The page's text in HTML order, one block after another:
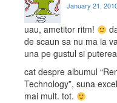
January 21,
uau, ametitor ritm!
de scaun sa nu ma ia
una pe gustul si
cat despre albumul
Technology”, suna
mai mult. tot.